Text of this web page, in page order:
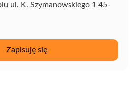
ul. K. Szymanowskiego 1 45-